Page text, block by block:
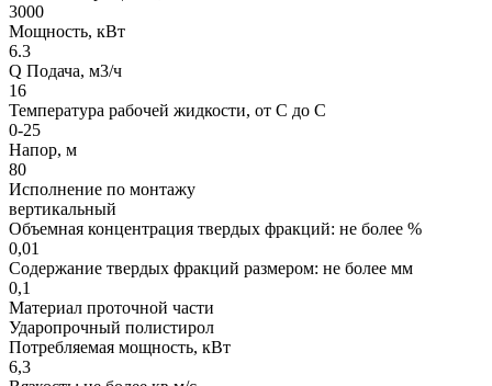
3000
Мощность, кВт
6.3
Q Подача, м3/ч
16
Температура рабочей жидкости, от С до С
0-25
Напор, м
80
Исполнение по монтажу
вертикальный
Объемная концентрация твердых фракций: не более %
0,01
Содержание твердых фракций размером: не более мм
0,1
Материал проточной части
Ударопрочный полистирол
Потребляемая мощность, кВт
6,3